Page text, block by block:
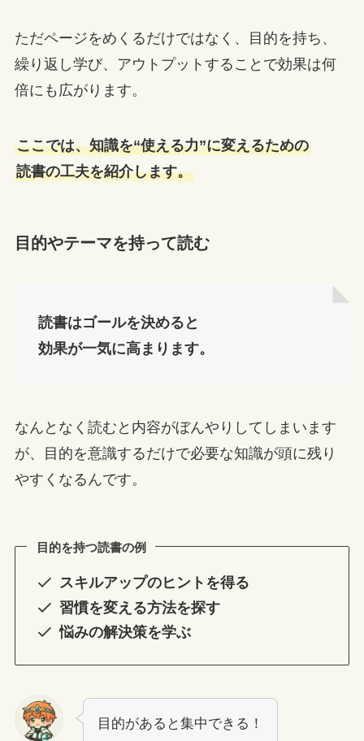
ただページをめくるだけではなく、目的を持ち、
繰り返し学び、アウトプットすることで効果は何
倍にも広がります。
ここでは、知識を“使える力”に変えるための
読書の工夫を紹介します。
目的やテーマを持って読む
読書はゴールを決めると
効果が一気に高まります。
なんとなく読むと内容がぼんやりしてしまいます
が、目的を意識するだけで必要な知識が頭に残り
やすくなるんです。
目的を持つ読書の例
スキルアップのヒントを得る
習慣を変える方法を探す
悩みの解決策を学ぶ
目的があると集中できる！